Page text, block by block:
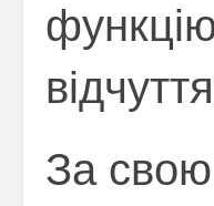
За свою